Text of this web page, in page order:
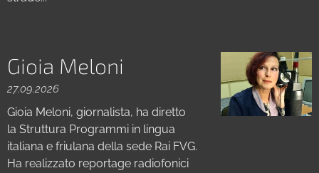
Gioia Meloni
27.09.2026
Gioia Meloni, giornalista, ha diretto
la Struttura Programmi in lingua
italiana e friulana della sede Rai FVG.
Ha realizzato reportage radiofonici